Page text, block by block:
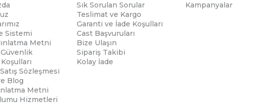
Sistemi
Metni
Sözleşmesi
Blog
Metni
Hizmetleri
Sık Sorulan Sorular
Teslimat ve Kargo
Garanti ve İade Koşulları
Cast Başvuruları
Bize Ulaşın
Sipariş Takibi
Kolay İade
Kampanyalar